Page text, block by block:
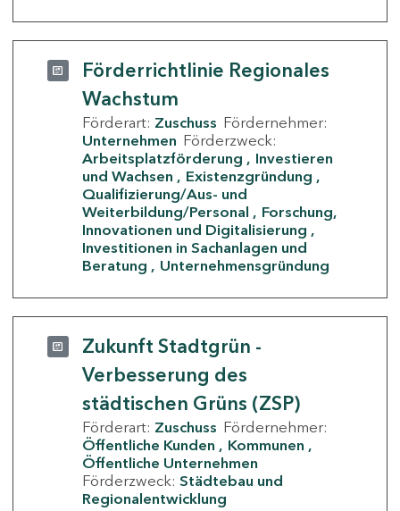
Förderrichtlinie Regionales
Wachstum
Förderart: Zuschuss Fördernehmer:
Unternehmen Förderzweck:
Arbeitsplatzförderung
Investieren
und Wachsen
Existenzgründung
Qualifizierung/Aus- und
Weiterbildung/Personal
Forschung,
Innovationen und Digitalisierung
Investitionen in Sachanlagen und
Beratung
Unternehmensgründung
Zukunft Stadtgrün -
Verbesserung des
städtischen Grüns (ZSP)
Förderart: Zuschuss Fördernehmer:
Öffentliche Kunden
Kommunen
Öffentliche Unternehmen
Förderzweck: Städtebau und
Regionalentwicklung